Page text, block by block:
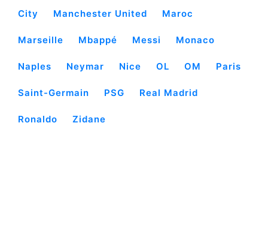
City Manchester United Maroc
Marseille Mbappé Messi Monaco
Naples Neymar Nice OL OM Paris
Saint-Germain PSG Real Madrid
Ronaldo Zidane